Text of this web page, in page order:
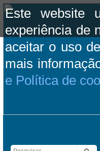
Este website
experiência de
aceitar o uso
mais
e Política de